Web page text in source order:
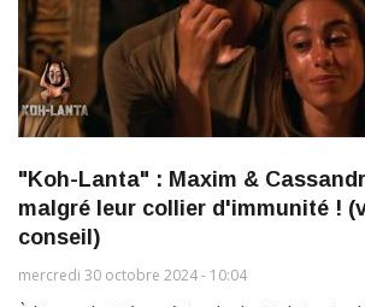
"Koh-Lanta" : Maxim &
malgré leur collier d'immunité !
conseil)
mercredi 30 octobre 2024 - 10:04